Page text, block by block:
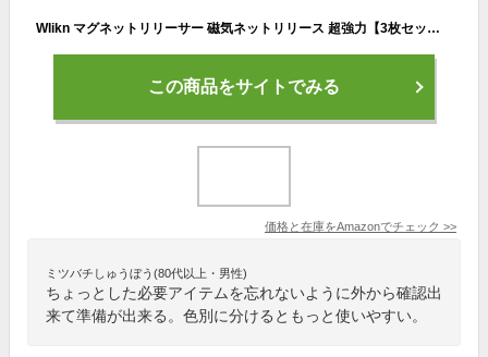
Wlikn マグネットリリーサー 磁気ネットリリース 超強力【3枚セット】荷重3kg/1。5kg 軽量 マグネットジョイント ホルダーリ アルミ合金マグネットハングバックル 小物吊り下げ キーホルダー 屋外キャンプ 登山 フライフィッシング用 釣り カラビナ付き (耐荷重は約3kg-2パック)
この商品をサイトでみる
価格と在庫をAmazonでチェック >>
ミツバチしゅうぼう(80代以上・男性)
ちょっとした必要アイテムを忘れないように外から確認出
来て準備が出来る。色別に分けるともっと使いやすい。